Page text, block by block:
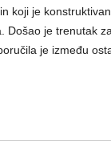
koji je
Došao je trenutak
je između